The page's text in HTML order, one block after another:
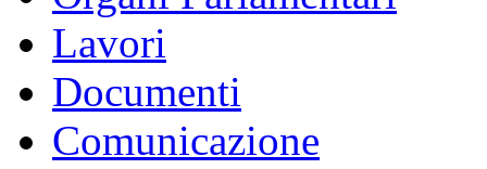
Lavori
Documenti
Comunicazione